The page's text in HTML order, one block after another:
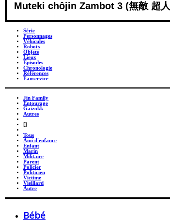
Muteki chôjin Zambot 3 (無敵 超
Série
Personnages
Véhicules
Robots
Objets
Lieux
Épisodes
Chronologie
Références
Fanservice
Jin Family
Entourage
Gaizokk
Autres
[]
Tous
Ami d'enfance
Enfant
Marin
Militaire
Parent
Policier
Politicien
Victime
Vieillard
Autre
Bébé